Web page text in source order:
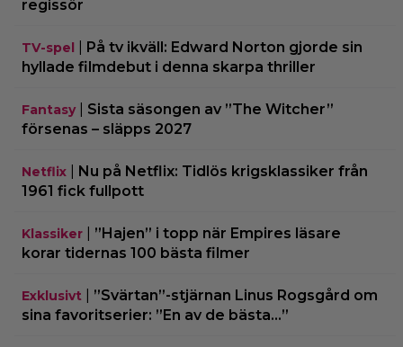
regissör
TV-spel
På tv ikväll: Edward Norton gjorde sin
hyllade filmdebut i denna skarpa thriller
Fantasy| Sista säsongen av ”The Witcher”
försenas – släpps 2027
Netflix
Nu på Netflix: Tidlös krigsklassiker från
1961 fick fullpott
Klassiker
”Hajen” i topp när Empires läsare
korar tidernas 100 bästa filmer
Exklusivt
”Svärtan”-stjärnan Linus Rogsgård om
sina favoritserier: ”En av de bästa…”